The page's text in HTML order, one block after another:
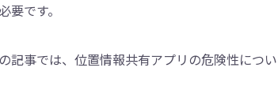
要です。
記事では、位置情報共有アプリの危険性につ